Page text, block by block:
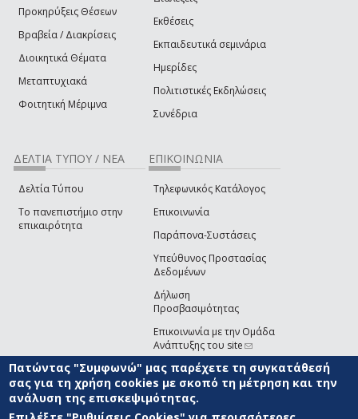
Προκηρύξεις Θέσεων
Βραβεία / Διακρίσεις
Διοικητικά Θέματα
Μεταπτυχιακά
Φοιτητική Μέριμνα
Εκθέσεις
Εκπαιδευτικά σεμινάρια
Ημερίδες
Πολιτιστικές Εκδηλώσεις
Συνέδρια
ΔΕΛΤΙΑ ΤΥΠΟΥ / ΝΕΑ
Δελτία Τύπου
Το πανεπιστήμιο στην
επικαιρότητα
ΕΠΙΚΟΙΝΩΝΙΑ
Τηλεφωνικός Κατάλογος
Επικοινωνία
Παράπονα-Συστάσεις
Υπεύθυνος Προστασίας
Δεδομένων
Δήλωση
Προσβασιμότητας
Επικοινωνία με την Ομάδα
Ανάπτυξης του site(link sends e-mail)
© ΠΑΝΕΠΙΣΤΗΜΙΟ ΑΙΓΑΙΟΥ ΟΡΟΙ ΧΡΗΣΗΣ ΠΟΛΙΤΙΚΗ COOKIES
ΟΜΑΔΑ
ΑΝΑΠΤΥΞΗΣ
Πατώντας "Συμφωνώ" μας παρέχετε τη συγκατάθεσή
σας για τη χρήση cookies με σκοπό τη μέτρηση και την
ανάλυση της επισκεψιμότητας.